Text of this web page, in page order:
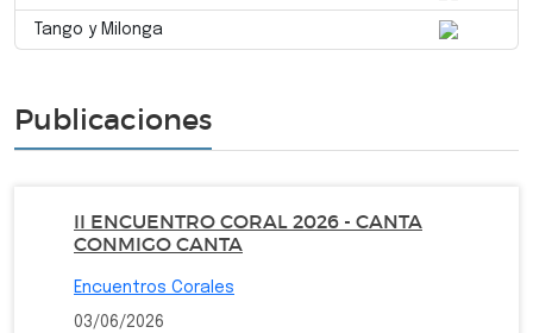
Tango y Milonga
Publicaciones
II ENCUENTRO CORAL 2026 - CANTA
CONMIGO CANTA
Encuentros Corales
03/06/2026